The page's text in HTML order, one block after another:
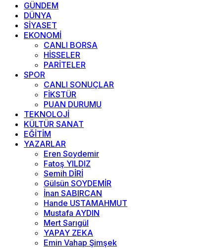
GÜNDEM
DÜNYA
SİYASET
EKONOMİ
CANLI BORSA
HİSSELER
PARİTELER
SPOR
CANLI SONUÇLAR
FİKSTÜR
PUAN DURUMU
TEKNOLOJİ
KÜLTÜR SANAT
EĞİTİM
YAZARLAR
Eren Soydemir
Fatoş YILDIZ
Semih DİRİ
Gülsün SOYDEMİR
İnan SABIRCAN
Hande USTAMAHMUT
Mustafa AYDIN
Mert Sarıgül
YAPAY ZEKA
Emin Vahap Şimşek